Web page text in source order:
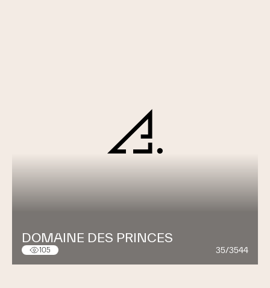
DOMAINE DES PRINCES
105 35/3544